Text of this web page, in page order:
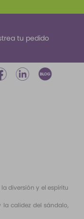
tu pedido
diversión y el espíritu
calidez del sándalo,